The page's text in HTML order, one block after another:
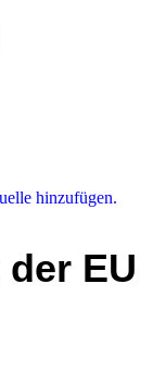
hinzufügen.
EU